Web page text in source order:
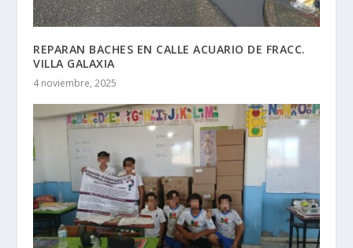
REPARAN BACHES EN CALLE ACUARIO DE FRACC.
VILLA GALAXIA
4 noviembre, 2025